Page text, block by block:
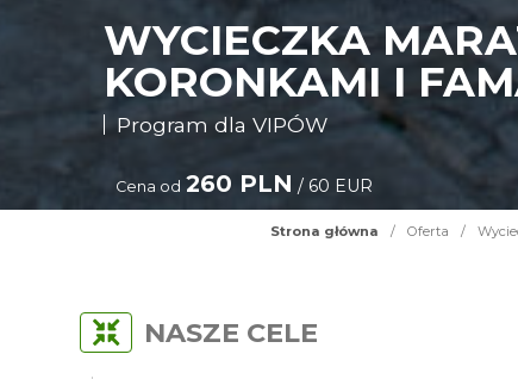
WYCIECZKA
KORONKAMI I
Program dla VIPÓW
Cena od 260 PLN / 60 EUR
Strona główna / Oferta /
NASZE CELE